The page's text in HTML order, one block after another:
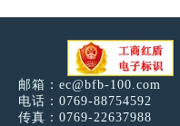
邮箱： ec@bfb-100.com
电话：0769-88754592
传真：0769-22637988